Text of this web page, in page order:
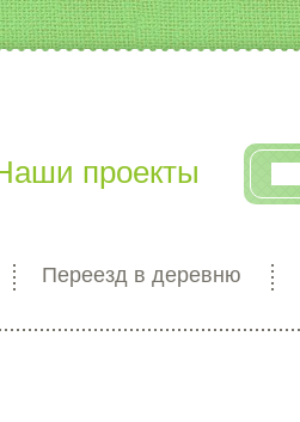
Переезд в деревню
проекты